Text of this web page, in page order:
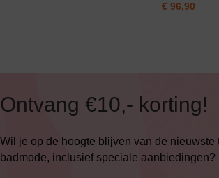
€96,90
Ontvang €10,- korting!
Wil je op de hoogte blijven van de nieuwste
badmode, inclusief speciale aanbiedingen?